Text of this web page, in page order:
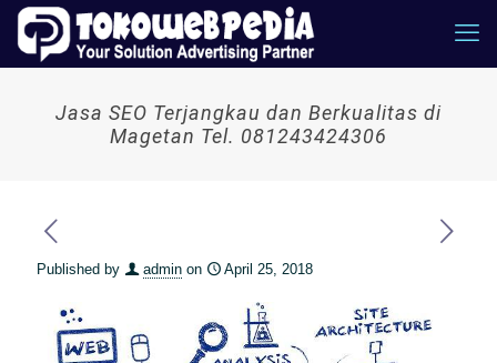
Jasa SEO Terjangkau dan Berkualitas di
Magetan Tel. 081243424306
Published by admin on April 25, 2018